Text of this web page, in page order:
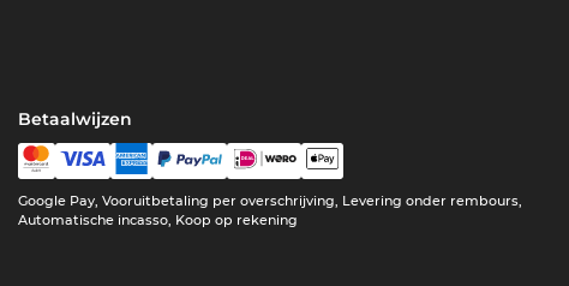
Betaalwijzen
Google Pay, Vooruitbetaling per overschrijving, Levering onder rembours,
Automatische incasso, Koop op rekening